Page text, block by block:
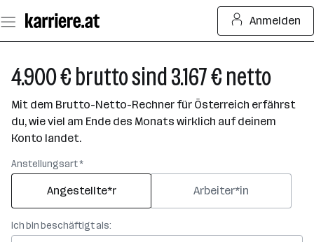
Seiteninhalt
springen
Anmelden
4.900 € brutto sind 3.167 € netto
Mit dem Brutto-Netto-Rechner für Österreich erfährst
du, wie viel am Ende des Monats wirklich auf deinem
Konto landet.
Anstellungsart *
Angestellte*r Arbeiter*in
Ich bin beschäftigt als: